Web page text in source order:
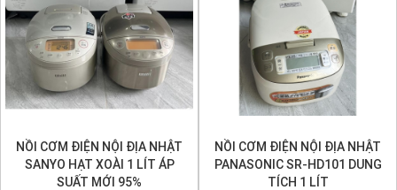
NỒI CƠM ĐIỆN NỘI ĐỊA NHẬT
SANYO HẠT XOÀI 1 LÍT ÁP
SUẤT MỚI 95%
NỒI CƠM ĐIỆN NỘI ĐỊA NHẬT
PANASONIC SR-HD101 DUNG
TÍCH 1 LÍT